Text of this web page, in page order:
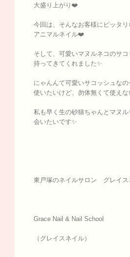
大盛り上がり❤️
今回は、そんなお客様にピッタリ
アニマルネイル❤️
そして、可愛いマヌルネコのサコ
持ってきてくれました✨
にゃんんて可愛いサコッシュなの
使いたいけど、勿体無くて使え
私も早く生の砂猫ちゃんとマヌル
会いたいです✨
東戸塚のネイルサロン グレイス
Grace Nail & Nail School
（グレイスネイル）